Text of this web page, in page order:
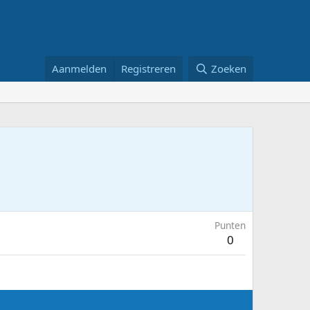
Aanmelden Registreren Zoeken
Punten
0